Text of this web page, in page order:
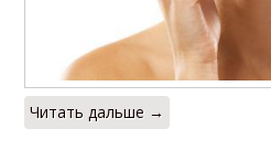
Читать дальше →